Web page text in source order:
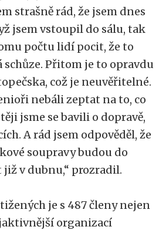
strašně rád, že jsem dnes
jsem vstoupil do sálu, tak
počtu lidí pocit, že to
Přitom je to opravdu
což je neuvěřitelné.
nebáli zeptat na to, co
jsme se bavili o dopravě,
A rád jsem odpověděl, že
soupravy budou do
v dubnu,“ prozradil.
je s 487 členy nejen
organizací